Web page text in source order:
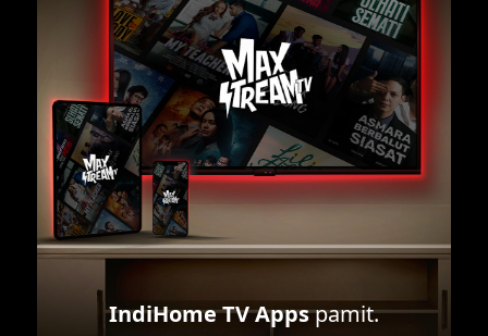
IndiHome TV Appspamit.